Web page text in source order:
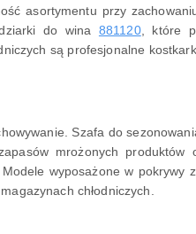
asortymentu przy
do wina 881120, które
są profesjonalne
Szafa do
mrożonych produktów
wyposażone w pokrywy
chłodniczych.